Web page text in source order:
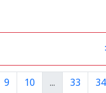
นได้ ***สัมภาษณ์ และ
9 10 ... 33 34